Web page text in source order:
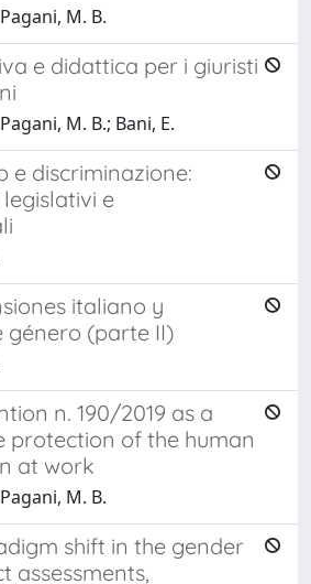
M. B.
e didattica per i giuristi
M. B.; Bani, E.
e discriminazione:
e
italiano y
género (parte II)
n. 190/2019 as a
protection of the human
at work
M. B.
shift in the gender
assessments,